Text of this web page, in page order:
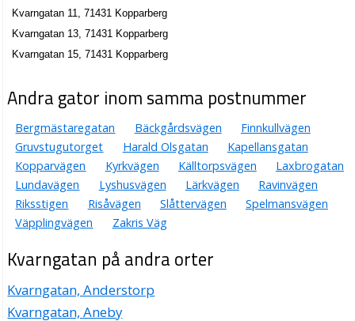
Kvarngatan 11, 71431 Kopparberg
Kvarngatan 13, 71431 Kopparberg
Kvarngatan 15, 71431 Kopparberg
Andra gator inom samma postnummer
Bergmästaregatan Bäckgårdsvägen
Finnkullvägen
Gruvstugutorget
Harald Olsgatan
Kapellansgatan
Kopparvägen
Kyrkvägen Källtorpsvägen
Laxbrogatan
Lundavägen
Lyshusvägen Lärkvägen
Ravinvägen
Riksstigen
Risåvägen Slåttervägen
Spelmansvägen
Väpplingvägen
Zakris Väg
Kvarngatan på andra orter
Kvarngatan, Anderstorp
Kvarngatan, Aneby